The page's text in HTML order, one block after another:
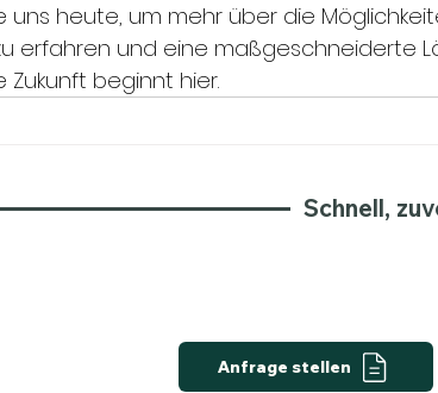
uns heute, um mehr über die
erfahren und eine maßgeschneiderte
Zukunft beginnt hier.
Schnell,
Anfrage stellen